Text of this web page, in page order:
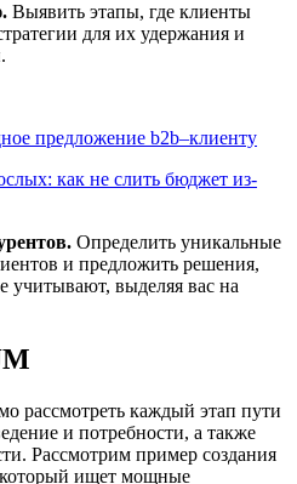
Выявить этапы, где клиенты
для их удержания и
предложение b2b–клиенту
как не слить бюджет из-
Определить уникальные
и предложить решения,
учитывают, выделяя вас на
рассмотреть каждый этап пути
и потребности, а также
Рассмотрим пример создания
который ищет мощные